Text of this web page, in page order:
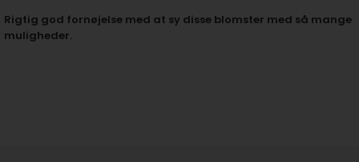
Rigtig god fornøjelse med at sy disse blomster med så mange
muligheder.